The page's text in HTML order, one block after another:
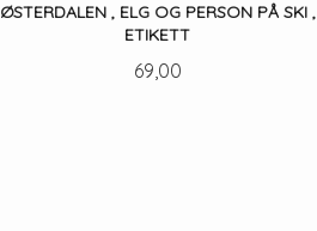
ØSTERDALEN , ELG OG PERSON PÅ SKI ,
ETIKETT
Pris
69,00